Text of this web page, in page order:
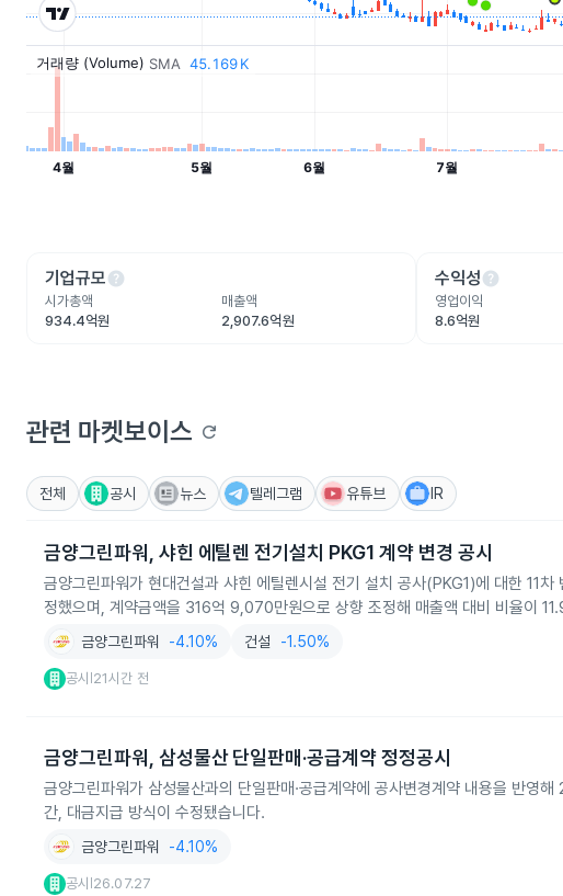
기업규모help
시가총액
934.4억원
매출액
2,907.6억원
수익성help
영업이익
8.6억원
관련 마켓보이스 refresh
전체 공시 뉴스 텔레그램 유튜브 IR
금양그린파워, 샤힌 에틸렌 전기설치 PKG1 계약 변경 공시
금양그린파워가 현대건설과 샤힌 에틸렌시설 전기 설치 공사(PKG1)에 대한
정했으며, 계약금액을 316억 9,070만원으로 상향 조정해 매출액 대비 비율이
금양그린파워 -4.10% 건설 -1.50%
공시 21시간 전
금양그린파워, 삼성물산 단일판매·공급계약 정정공시
금양그린파워가 삼성물산과의 단일판매·공급계약에 공사변경계약 내용을 반영
간, 대금지급 방식이 수정됐습니다.
금양그린파워 -4.10%
공시 26.07.27